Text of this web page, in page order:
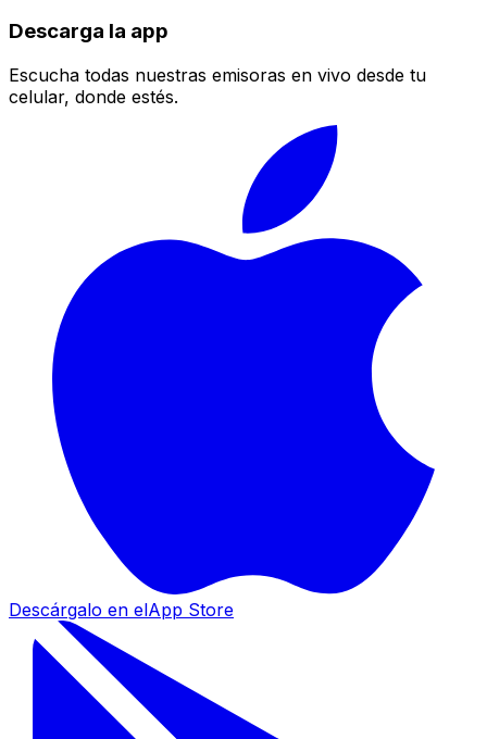
Descarga la app
Escucha todas nuestras emisoras en vivo desde tu
celular, donde estés.
Descárgalo en elApp Store